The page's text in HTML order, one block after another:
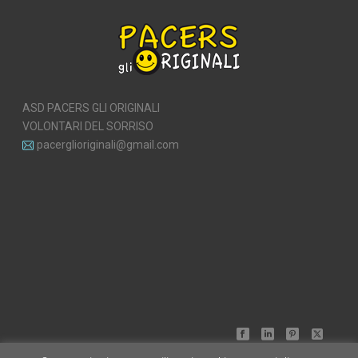
ASD PACERS GLI ORIGINALI
VOLONTARI DEL SORRISO
pacerglioriginali@gmail.com